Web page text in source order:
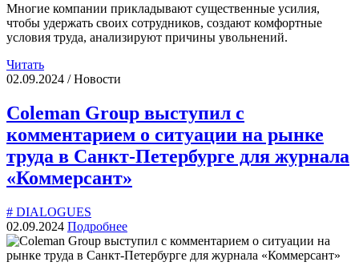
Многие компании прикладывают существенные усилия,
чтобы удержать своих сотрудников, создают комфортные
условия труда, анализируют причины увольнений.
Читать
02.09.2024 / Новости
Coleman Group выступил с
комментарием о ситуации на рынке
труда в Санкт-Петербурге для журнала
«Коммерсант»
# DIALOGUES
02.09.2024 Подробнее